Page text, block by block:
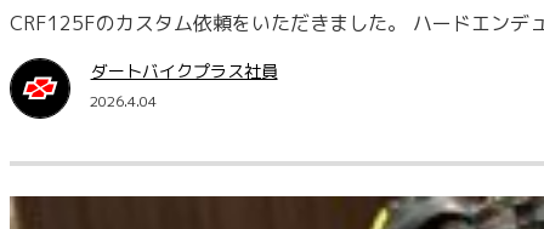
CRF125Fのカスタム依頼をいただきました。 ハードエン
ダートバイクプラス社員
2026.4.04